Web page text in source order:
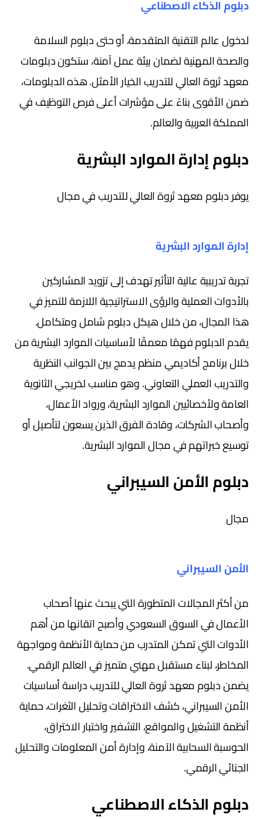
دبلوم الذكاء الاصطناعي
لدخول عالم التقنية المتقدمة، أو حتى دبلوم السلامة
والصحة المهنية لضمان بيئة عمل آمنة، ستكون دبلومات
معهد ثروة العالي للتدريب الخيار الأمثل. هذه الدبلومات،
ضمن الأقوى بناءً على مؤشرات أعلى فرص التوظيف في
المملكة العربية والعالم.
دبلوم إدارة الموارد البشرية
يوفر دبلوم معهد ثروة العالي للتدريب في مجال
إدارة الموارد البشرية
تجربة تدريبية عالية التأثير تهدف إلى تزويد المشاركين
بالأدوات العملية والرؤى الاستراتيجية اللازمة للتميز في
هذا المجال، من خلال هيكل دبلوم شامل ومتكامل.
يقدم الدبلوم فهمًا معمقًا لأساسياتالموارد البشريةمن
خلال برنامج أكاديمي منظم يدمج بين الجوانب النظرية
والتدريب العملي التعاوني. وهو مناسب لخريجي الثانوية
العامة ولأخصائيين الموارد البشرية، ورواد الأعمال،
وأصحاب الشركات، وقادة الفرق الذين يسعون لتأصيل أو
توسيع خبراتهم في مجال الموارد البشرية.
دبلوم الأمن السيبراني
مجال
الأمن السيبراني
من أكثر المجالات المتطورة التي يبحث عنها أصحاب
الأعمال في السوق السعودي وأصبح اتقانها من أهم
الأدوات التي تمكن المتدرب من حماية الأنظمة ومواجهة
المخاطر، لبناء مستقبل مهني متميز في العالم الرقمي.
يضمن دبلوم معهد ثروة العالي للتدريب دراسة أساسيات
الأمن السيبراني، كشف الاختراقات وتحليل الثغرات، حماية
أنظمة التشغيل والمواقع، التشفير واختبار الاختراق،
الحوسبة السحابية الآمنة، وإدارة أمن المعلومات والتحليل
الجنائي الرقمي.
دبلوم الذكاء الاصطناعي